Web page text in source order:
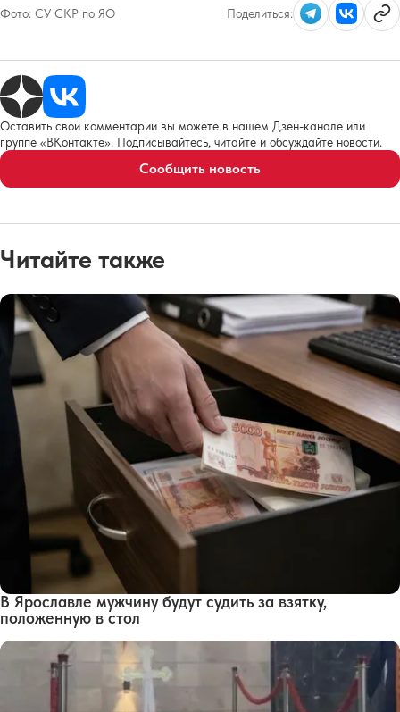
Фото: СУ СКР по ЯО Поделиться:
Оставить свои комментарии вы можете в нашем Дзен-канале или
группе «ВКонтакте». Подписывайтесь, читайте и обсуждайте новости.
Сообщить новость
Читайте также
В Ярославле мужчину будут судить за взятку,
положенную в стол